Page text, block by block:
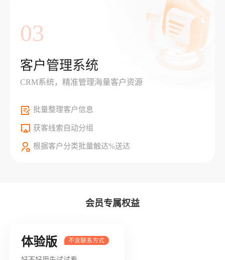
03
客户管理系统
CRM系统，精准管理海量客户资源
批量整理客户信息
获客线索自动分组
根据客户分类批量触达%送达
会员专属权益
体验版